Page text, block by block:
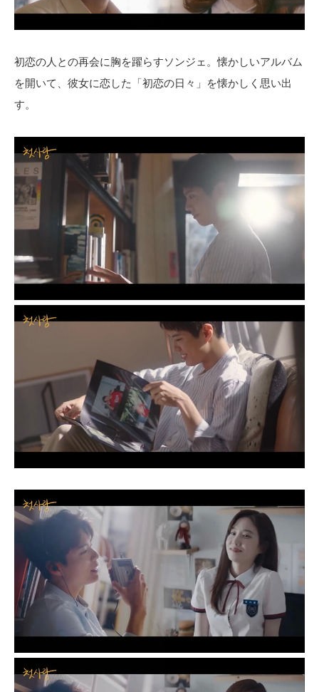
初恋の人との再会に胸を躍らすソンジェ。懐かしいアルバム
を開いて、彼女に恋した「初恋の日々」を懐かしく思い出
す。